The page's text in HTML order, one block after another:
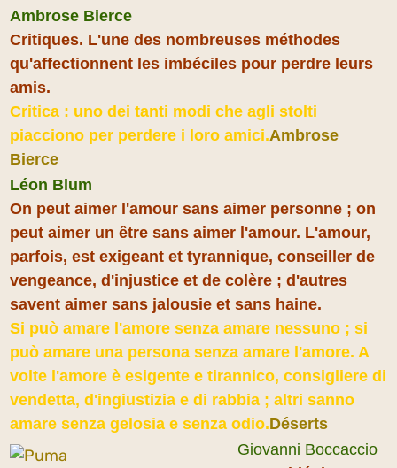
Ambrose Bierce
Critiques. L'une des nombreuses méthodes
qu'affectionnent les imbéciles pour perdre leurs
amis.
Critica : uno dei tanti modi che agli stolti
piacciono per perdere i loro amici.Ambrose
Bierce
Léon Blum
On peut aimer l'amour sans aimer personne ; on
peut aimer un être sans aimer l'amour. L'amour,
parfois, est exigeant et tyrannique, conseiller de
vengeance, d'injustice et de colère ; d'autres
savent aimer sans jalousie et sans haine.
Si può amare l'amore senza amare nessuno ; si
può amare una persona senza amare l'amore. A
volte l'amore è esigente e tirannico, consigliere di
vendetta, d'ingiustizia e di rabbia ; altri sanno
amare senza gelosia e senza odio.Déserts
Giovanni Boccaccio